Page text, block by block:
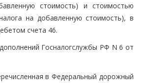
стоимость) и стоимостью
на добавленную стоимость), в
счета 46.
Госналогслужбы РФ N 6 от
в Федеральный дорожный